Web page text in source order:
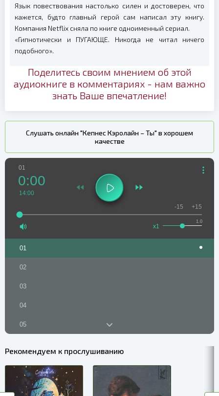
Язык повествования настолько силен и достоверен, что
кажется, будто главный герой сам написал эту книгу.
Компания Netflix сняла по книге одноименный сериал.
«Гипнотически и ПУГАЮЩЕ. Никогда не читал ничего
подобного».
Поделитесь своим мнением об этой
аудиокниге в комментариях - нам важно
знать Ваше впечатление!
Слушать онлайн "Кепнес Кэролайн – Ты" в хорошем
качестве
01
0:00
14:00
1.0
x1
-15 +15
01
02
03
04
05
08
Рекомендуем к прослушиванию